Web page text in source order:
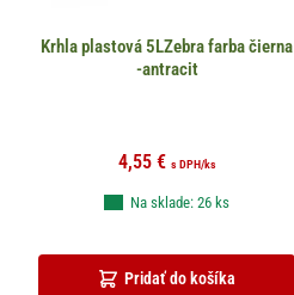
Krhla plastová 5LZebra farba čierna
-antracit
4,55 € s DPH/ks
Pridať do košíka
Na sklade: 26 ks